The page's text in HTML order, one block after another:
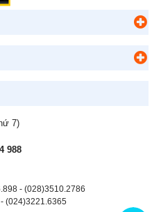
7)
988
- (028)3510.2786
- (024)3221.6365